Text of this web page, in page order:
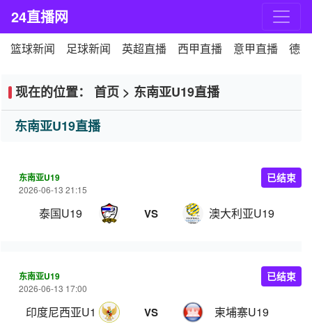
24直播网
篮球新闻 足球新闻 英超直播 西甲直播 意甲直播 德
现在的位置： 首页 > 东南亚U19直播
东南亚U19直播
东南亚U19
2026-06-13 21:15
泰国U19 VS 澳大利亚U19
已结束
东南亚U19
2026-06-13 17:00
印度尼西亚U19 VS 柬埔寨U19
已结束